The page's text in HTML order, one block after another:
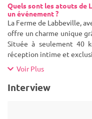
Quels sont les atouts de
un événement ?
La Ferme de Labbeville,
offre un charme unique
Située à seulement 40
réception intime et
Voir Plus
Interview